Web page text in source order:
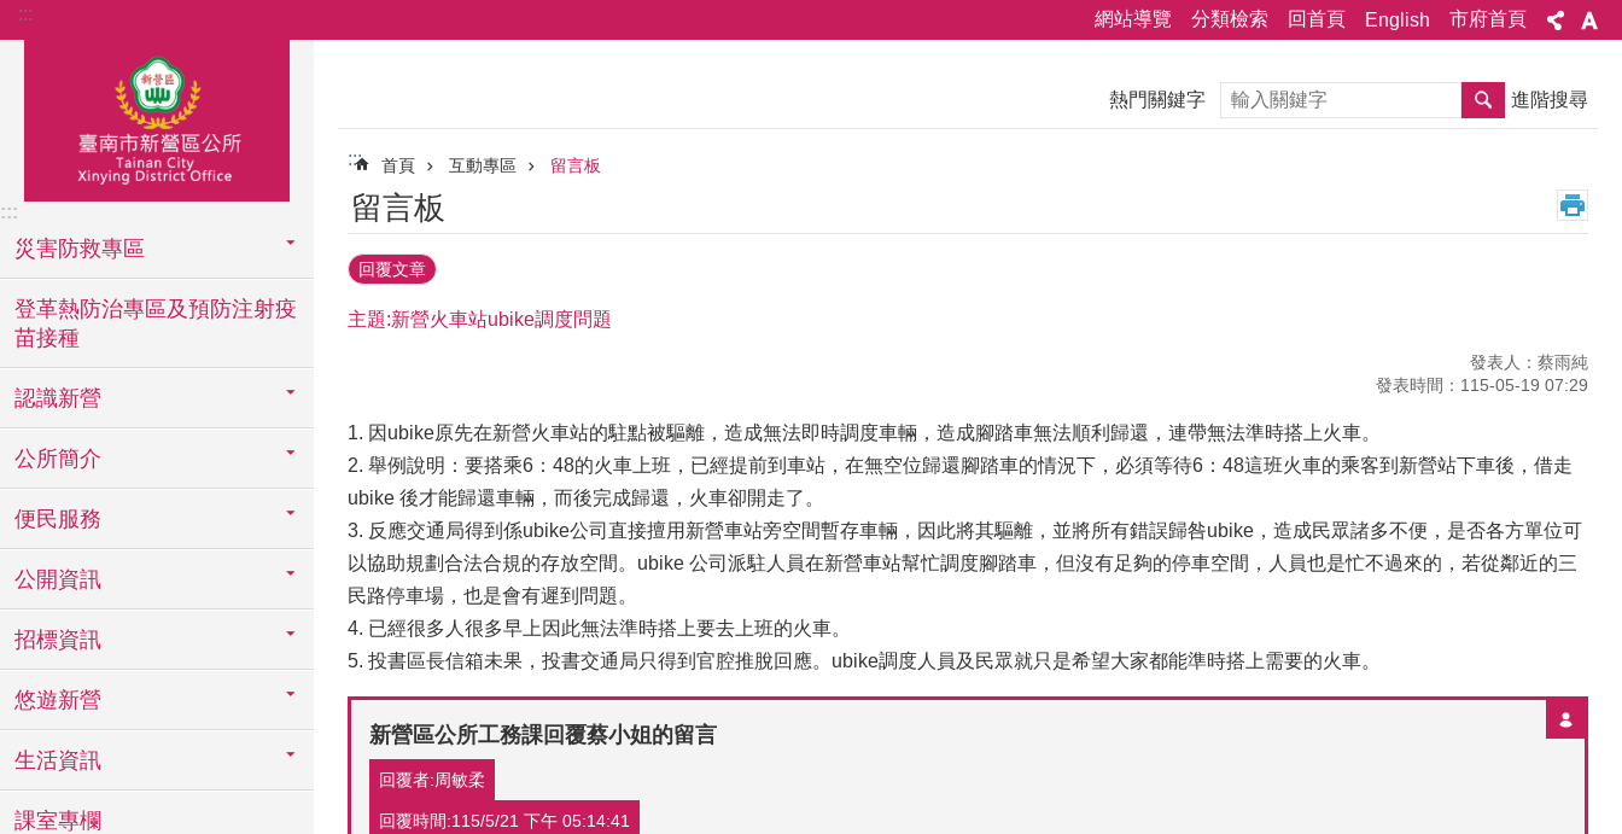
跳到主要內容區塊
::: 網站導覽 分類檢索 回首頁 English 市府首頁
:::
災害防救專區
登革熱防治專區及預防注射疫
苗接種
認識新營
公所簡介
便民服務
公開資訊
招標資訊
悠遊新營
生活資訊
課室專欄
熱門關鍵字 搜尋 進階搜尋
::: 首頁 互動專區 留言板
留言板
回覆文章
主題:新營火車站ubike調度問題
發表人：蔡雨純
發表時間：115-05-19 07:29
1. 因ubike原先在新營火車站的駐點被驅離，造成無法即時調度車輛，造成腳踏車無法順利歸還，連帶無法準時搭上火車。
2. 舉例說明：要搭乘6：48的火車上班，已經提前到車站，在無空位歸還腳踏車的情況下，必須等待6：48這班火車的乘客到新營站下車後，借走
ubike 後才能歸還車輛，而後完成歸還，火車卻開走了。
3. 反應交通局得到係ubike公司直接擅用新營車站旁空間暫存車輛，因此將其驅離，並將所有錯誤歸咎ubike，造成民眾諸多不便，是否各方單位可
以協助規劃合法合規的存放空間。ubike 公司派駐人員在新營車站幫忙調度腳踏車，但沒有足夠的停車空間，人員也是忙不過來的，若從鄰近的三
民路停車場，也是會有遲到問題。
4. 已經很多人很多早上因此無法準時搭上要去上班的火車。
5. 投書區長信箱未果，投書交通局只得到官腔推脫回應。ubike調度人員及民眾就只是希望大家都能準時搭上需要的火車。
新營區公所工務課回覆蔡小姐的留言
回覆者:周敏柔
回覆時間:115/5/21 下午 05:14:41